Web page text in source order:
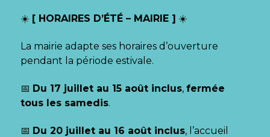
☀️ [ HORAIRES D’ÉTÉ – MAIRIE ] ☀️
La mairie adapte ses horaires d’ouverture
pendant la période estivale.
📅 Du 17 juillet au 15 août inclus, fermée
tous les samedis.
📅 Du 20 juillet au 16 août inclus, l’accueil